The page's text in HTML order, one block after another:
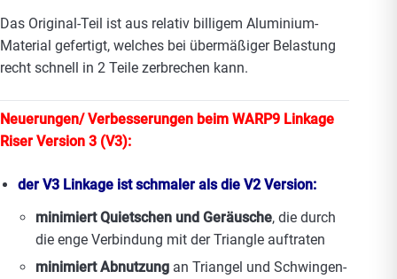
Das Original-Teil ist aus relativ billigem Aluminium-
Material gefertigt, welches bei übermäßiger Belastung
recht schnell in 2 Teile zerbrechen kann.
Neuerungen/ Verbesserungen beim WARP9 Linkage
Riser Version 3 (V3):
der V3 Linkage ist schmaler als die V2 Version:
minimiert Quietschen und Geräusche, die durch
die enge Verbindung mit der Triangle auftraten
minimiert Abnutzung an Triangel und Schwingen-